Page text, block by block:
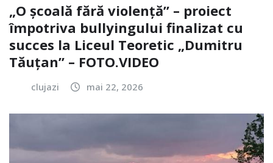
„O școală fără violență” – proiect
împotriva bullyingului finalizat cu
succes la Liceul Teoretic „Dumitru
Tăuțan” – FOTO.VIDEO
clujazi mai 22, 2026